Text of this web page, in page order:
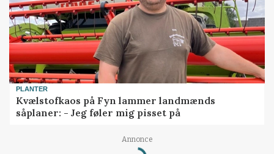
PLANTER
Kvælstofkaos på Fyn lammer landmænds
såplaner: - Jeg føler mig pisset på
Annonce